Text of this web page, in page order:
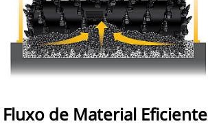
Fluxo de Material Eficiente